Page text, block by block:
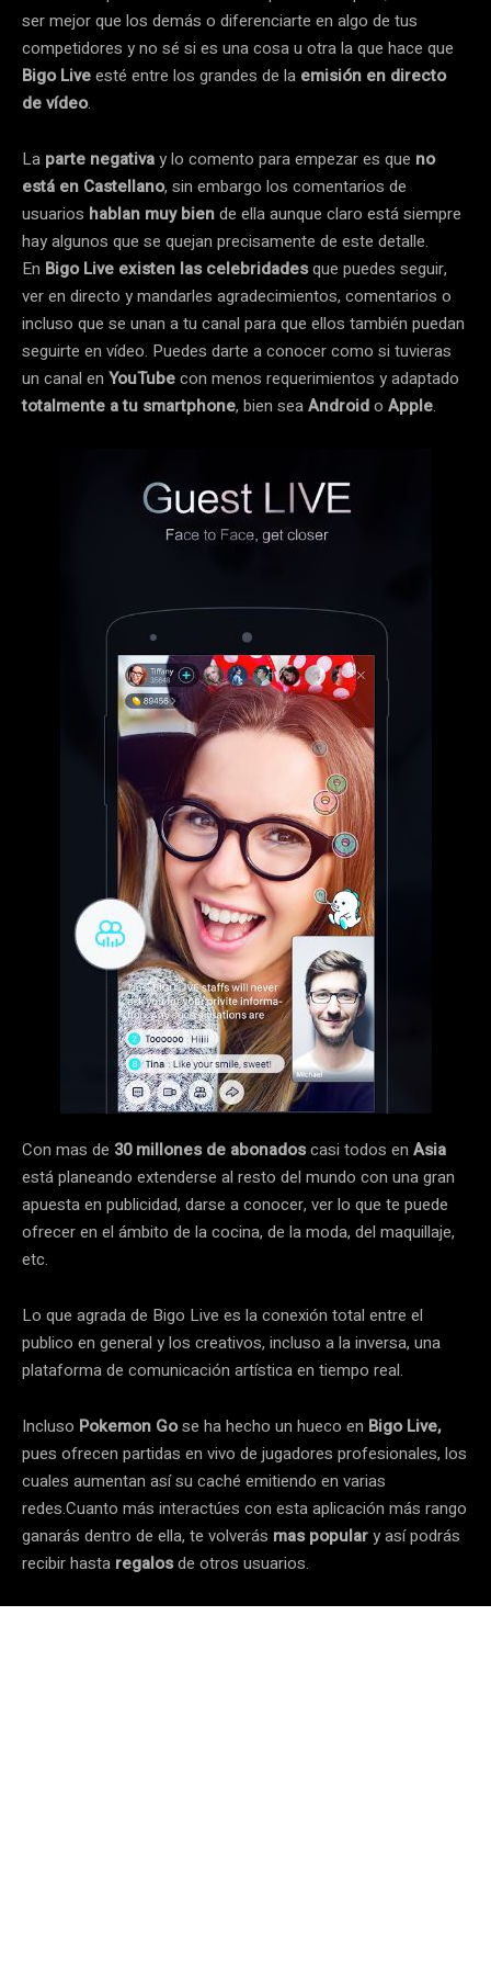
ser mejor que los demás o diferenciarte en algo de tus
competidores y no sé si es una cosa u otra la que hace que
Bigo Liveesté entre los grandes de la emisión en directo
de vídeo.
La parte negativay lo comento para empezar es que no
está en Castellano, sin embargo los comentarios de
usuarios hablan muy biende ella aunque claro está siempre
hay algunos que se quejan precisamente de este detalle.
En Bigo Live existen las celebridadesque puedes seguir,
ver en directo y mandarles agradecimientos, comentarios o
incluso que se unan a tu canal para que ellos también puedan
seguirte en vídeo. Puedes darte a conocer como si tuvieras
un canal en YouTubecon menos requerimientos y adaptado
totalmente a tu smartphone, bien seaAndroido Apple.
Con mas de 30 millones de abonadoscasi todos en Asia
está planeando extenderse al resto del mundo con una gran
apuesta en publicidad, darse a conocer, ver lo que te puede
ofrecer en el ámbito de la cocina, de la moda, del maquillaje,
etc.
Lo que agrada de Bigo Live es la conexión total entre el
publico en general y los creativos, incluso a la inversa, una
plataforma de comunicación artística en tiempo real.
Incluso Pokemon Gose ha hecho un hueco en Bigo Live,
pues ofrecen partidas en vivo de jugadores profesionales, los
cuales aumentan así su caché emitiendo en varias
redes.Cuanto más interactúes con esta aplicación más rango
ganarás dentro de ella, te volverás mas populary así podrás
recibir hasta regalosde otros usuarios.